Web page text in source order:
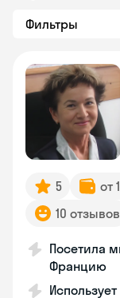
Фильтры
5 от
10 отзывов
Посетила
Францию